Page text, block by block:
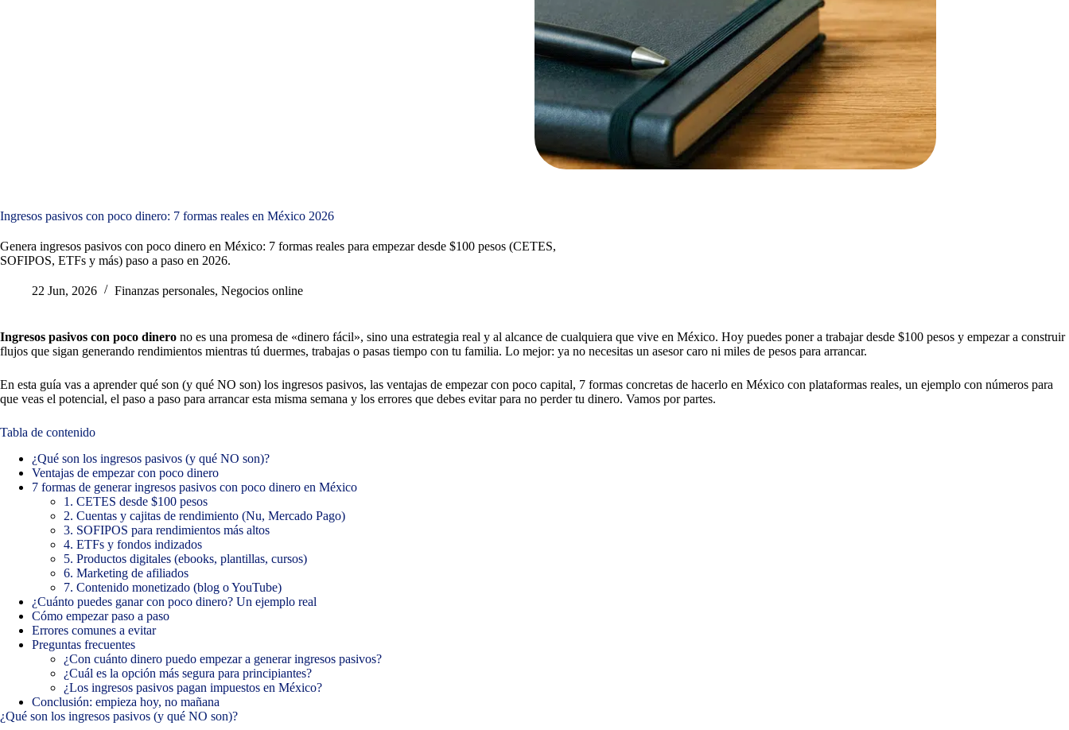
Ingresos pasivos con poco dinero: 7 formas reales en México 2026
Genera ingresos pasivos con poco dinero en México: 7 formas reales para empezar desde $100 pesos (CETES,
SOFIPOS, ETFs y más) paso a paso en 2026.
22 Jun, 2026 Finanzas personales, Negocios online
Ingresos pasivos con poco dinero no es una promesa de «dinero fácil», sino una estrategia real y al alcance de cualquiera que vive en México. Hoy puedes poner a trabajar desde $100 pesos y empezar a construir
flujos que sigan generando rendimientos mientras tú duermes, trabajas o pasas tiempo con tu familia. Lo mejor: ya no necesitas un asesor caro ni miles de pesos para arrancar.
En esta guía vas a aprender qué son (y qué NO son) los ingresos pasivos, las ventajas de empezar con poco capital, 7 formas concretas de hacerlo en México con plataformas reales, un ejemplo con números para
que veas el potencial, el paso a paso para arrancar esta misma semana y los errores que debes evitar para no perder tu dinero. Vamos por partes.
Tabla de contenido
¿Qué son los ingresos pasivos (y qué NO son)?
Ventajas de empezar con poco dinero
7 formas de generar ingresos pasivos con poco dinero en México
1. CETES desde $100 pesos
2. Cuentas y cajitas de rendimiento (Nu, Mercado Pago)
3. SOFIPOS para rendimientos más altos
4. ETFs y fondos indizados
5. Productos digitales (ebooks, plantillas, cursos)
6. Marketing de afiliados
7. Contenido monetizado (blog o YouTube)
¿Cuánto puedes ganar con poco dinero? Un ejemplo real
Cómo empezar paso a paso
Errores comunes a evitar
Preguntas frecuentes
¿Con cuánto dinero puedo empezar a generar ingresos pasivos?
¿Cuál es la opción más segura para principiantes?
¿Los ingresos pasivos pagan impuestos en México?
Conclusión: empieza hoy, no mañana
¿Qué son los ingresos pasivos (y qué NO son)?